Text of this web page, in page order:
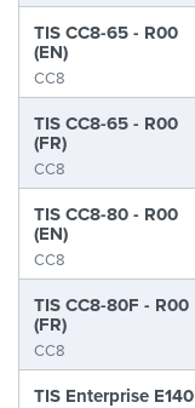
TIS CC8-65 - R00
(EN)
CC8
TIS CC8-65 - R00
(FR)
CC8
TIS CC8-80 - R00
(EN)
CC8
TIS CC8-80F - R00
(FR)
CC8
TIS Enterprise E140